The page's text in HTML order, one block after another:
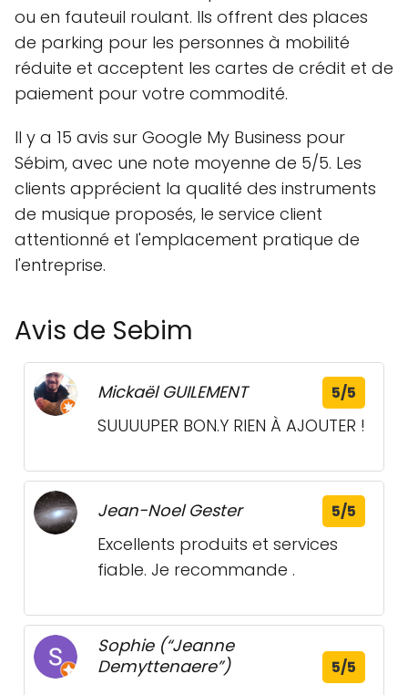
ou en fauteuil roulant. Ils offrent des places
de parking pour les personnes à mobilité
réduite et acceptent les cartes de crédit et de
paiement pour votre commodité.
Il y a 15 avis sur Google My Business pour
Sébim, avec une note moyenne de 5/5. Les
clients apprécient la qualité des instruments
de musique proposés, le service client
attentionné et l'emplacement pratique de
l'entreprise.
Avis de Sebim
Mickaël GUILEMENT 5/5
SUUUUPER BON.Y RIEN À AJOUTER !
Jean-Noel Gester 5/5
Excellents produits et services
fiable. Je recommande .
Sophie (“Jeanne
Demyttenaere”)
5/5